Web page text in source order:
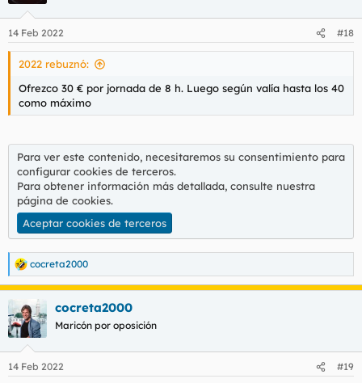
e
s
14 Feb 2022 #18
2022 rebuznó:
Ofrezco 30 € por jornada de 8 h. Luego según valía hasta los 40
como máximo
Para ver este contenido, necesitaremos su consentimiento para
configurar cookies de terceros.
Para obtener información más detallada, consulte nuestra
página de cookies.
Aceptar cookies de terceros
R
e
a
c
c
i
e
cocreta2000
cocreta2000
Maricón por oposición
14 Feb 2022 #19